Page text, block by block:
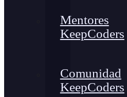
Mentores
KeepCoders
Comunidad
KeepCoders